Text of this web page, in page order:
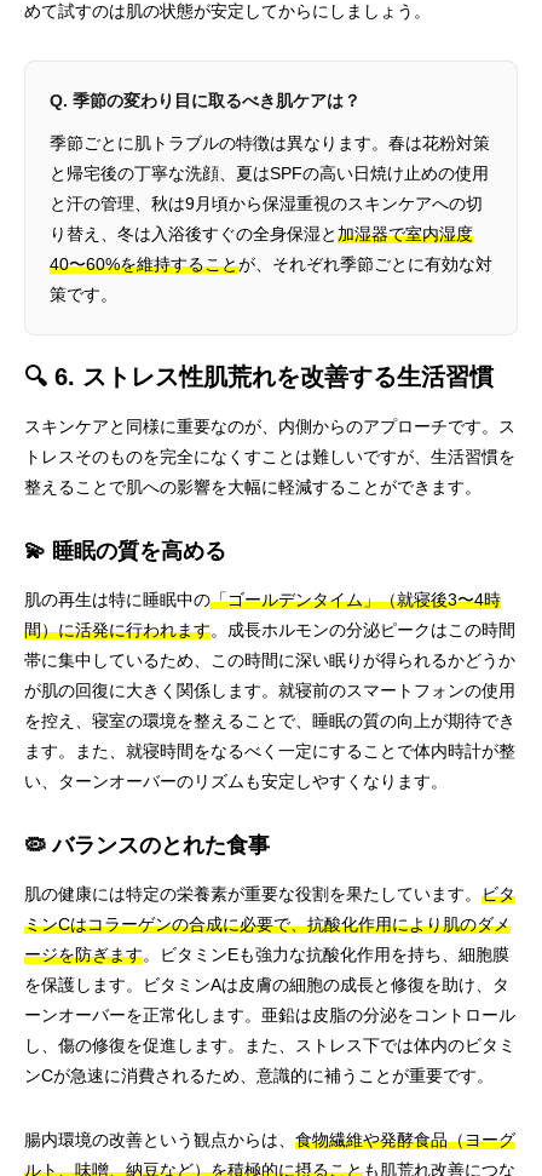
めて試すのは肌の状態が安定してからにしましょう。
Q. 季節の変わり目に取るべき肌ケアは？
季節ごとに肌トラブルの特徴は異なります。春は花粉対策
と帰宅後の丁寧な洗顔、夏はSPFの高い日焼け止めの使用
と汗の管理、秋は9月頃から保湿重視のスキンケアへの切
り替え、冬は入浴後すぐの全身保湿と加湿器で室内湿度
40〜60%を維持することが、それぞれ季節ごとに有効な対
策です。
🔍 6. ストレス性肌荒れを改善する生活習慣
スキンケアと同様に重要なのが、内側からのアプローチです。ス
トレスそのものを完全になくすことは難しいですが、生活習慣を
整えることで肌への影響を大幅に軽減することができます。
💫 睡眠の質を高める
肌の再生は特に睡眠中の「ゴールデンタイム」（就寝後3〜4時
間）に活発に行われます。成長ホルモンの分泌ピークはこの時間
帯に集中しているため、この時間に深い眠りが得られるかどうか
が肌の回復に大きく関係します。就寝前のスマートフォンの使用
を控え、寝室の環境を整えることで、睡眠の質の向上が期待でき
ます。また、就寝時間をなるべく一定にすることで体内時計が整
い、ターンオーバーのリズムも安定しやすくなります。
🦠 バランスのとれた食事
肌の健康には特定の栄養素が重要な役割を果たしています。 ビタ
ミンCはコラーゲンの合成に必要で、抗酸化作用により肌のダメ
ージを防ぎます。ビタミンEも強力な抗酸化作用を持ち、細胞膜
を保護します。ビタミンAは皮膚の細胞の成長と修復を助け、タ
ーンオーバーを正常化します。亜鉛は皮脂の分泌をコントロール
し、傷の修復を促進します。また、ストレス下では体内のビタミ
ンCが急速に消費されるため、意識的に補うことが重要です。
腸内環境の改善という観点からは、 食物繊維や発酵食品（ヨーグ
ルト、味噌、納豆など）を積極的に摂ることも肌荒れ改善につな